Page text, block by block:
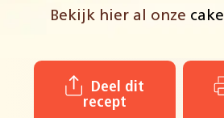
Bekijk hier al onze cake
recept